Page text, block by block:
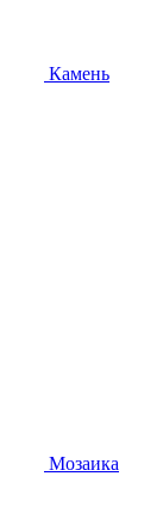
Камень
Мозаика